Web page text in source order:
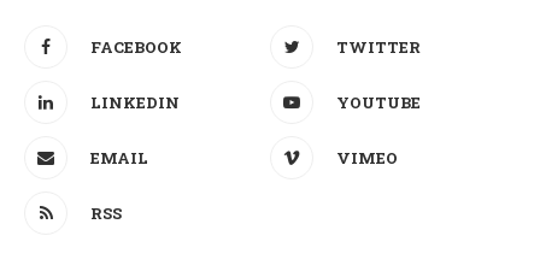
FACEBOOK TWITTER
LINKEDIN YOUTUBE
EMAIL VIMEO
RSS